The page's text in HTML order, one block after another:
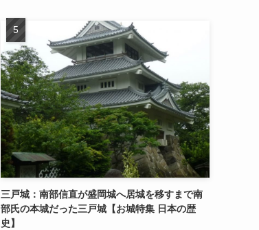
三戸城：南部信直が盛岡城へ居城を移すまで南
部氏の本城だった三戸城【お城特集 日本の歴
史】